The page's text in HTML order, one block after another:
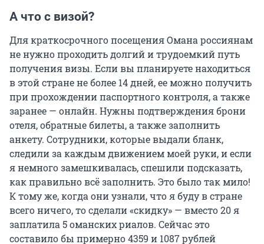
А что с визой?
Для краткосрочного посещения Омана россиянам
не нужно проходить долгий и трудоемкий путь
получения визы. Если вы планируете находиться
в этой стране не более 14 дней, ее можно получить
при прохождении паспортного контроля, а также
заранее — онлайн. Нужны подтверждения брони
отеля, обратные билеты, а также заполнить
анкету. Сотрудники, которые выдали бланк,
следили за каждым движением моей руки, и если
я немного замешкивалась, спешили подсказать,
как правильно всё заполнить. Это было так мило!
К тому же, когда они узнали, что я буду в стране
всего ничего, то сделали «скидку» — вместо 20 я
заплатила 5 оманских риалов. Сейчас это
составило бы примерно 4359 и 1087 рублей